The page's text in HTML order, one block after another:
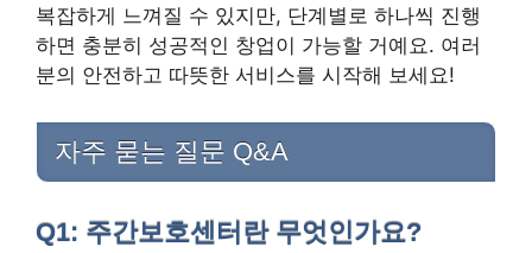
복잡하게 느껴질 수 있지만, 단계별로 하나씩 진행
하면 충분히 성공적인 창업이 가능할 거예요. 여러
분의 안전하고 따뜻한 서비스를 시작해 보세요!
자주 묻는 질문 Q&A
Q1: 주간보호센터란 무엇인가요?